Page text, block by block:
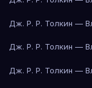
Дж. Р. Р. Толкин —
Дж. Р. Р. Толкин —
Дж. Р. Р. Толкин —